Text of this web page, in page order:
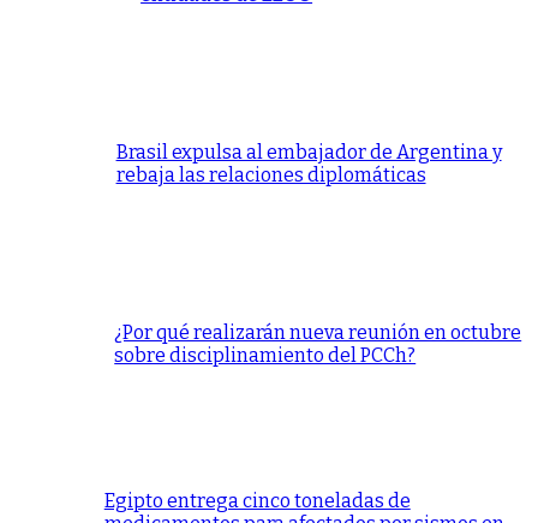
Brasil expulsa al embajador de Argentina y
rebaja las relaciones diplomáticas
¿Por qué realizarán nueva reunión en octubre
sobre disciplinamiento del PCCh?
Egipto entrega cinco toneladas de